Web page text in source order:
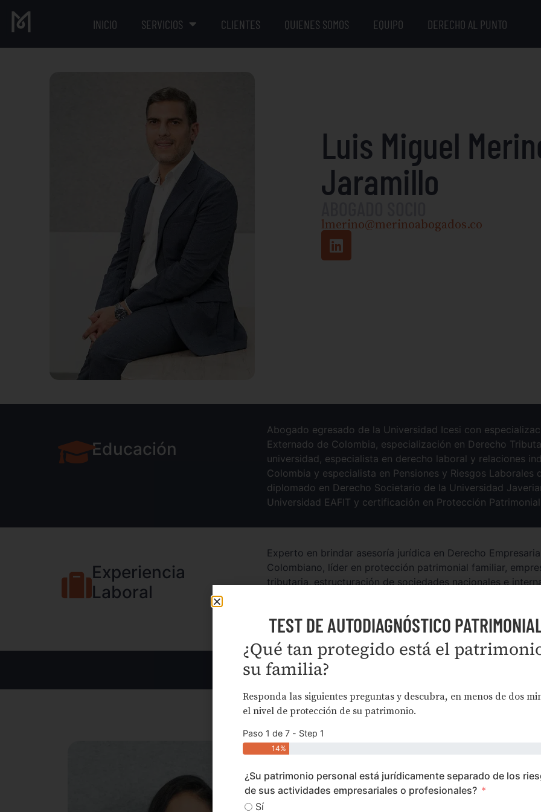
INICIO SERVICIOS CLIENTES QUIENES SOMOS EQUIPO DERECHO AL PUNTO
Luis Miguel
Jaramillo
lmerino@merinoabogados.co
Abogado egresado de la Universidad Icesi con
Externado de Colombia, especialización en Derecho
universidad, especialista en derecho laboral y relaciones
Colombia y especialista en Pensiones y Riesgos
diplomado en Derecho Societario de la Universidad
Universidad EAFIT y certificación en Protección
Educación
Experiencia
Laboral
Experto en brindar asesoría jurídica en Derecho
Colombiano, líder en protección patrimonial familiar,
tributaria, estructuración de sociedades nacionales e
agremiaciones de empresarios a nivel nacional en temas
Social y UGPP, columnista de la revista Bussiness
Americana y miembro de junta directiva de Acriv Valle.
OTROS MIEMBROS DEL EQUIPO
TEST DE AUTODIAGNÓSTICO
¿Qué tan protegido está el
su familia?
Responda las siguientes preguntas y descubra, en menos de dos
el nivel de protección de su patrimonio.
Paso 1 de 7 - Step 1
14%
¿Su patrimonio personal está jurídicamente separado de los
de sus actividades empresariales o profesionales?
Sí